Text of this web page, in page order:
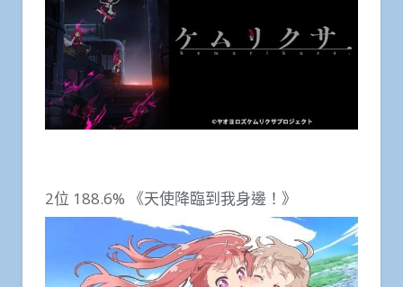
2位 188.6% 《天使降臨到我身邊！》